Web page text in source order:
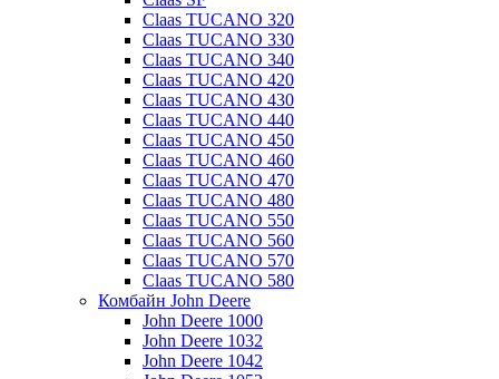
Claas TUCANO 320
Claas TUCANO 330
Claas TUCANO 340
Claas TUCANO 420
Claas TUCANO 430
Claas TUCANO 440
Claas TUCANO 450
Claas TUCANO 460
Claas TUCANO 470
Claas TUCANO 480
Claas TUCANO 550
Claas TUCANO 560
Claas TUCANO 570
Claas TUCANO 580
Комбайн John Deere
John Deere 1000
John Deere 1032
John Deere 1042